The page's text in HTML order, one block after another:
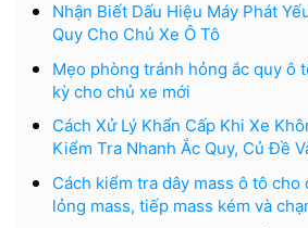
Nhận Biết Dấu Hiệu Máy Phát
Quy Cho Chủ Xe Ô Tô
Mẹo phòng tránh hỏng ắc quy ô
kỳ cho chủ xe mới
Cách Xử Lý Khẩn Cấp Khi Xe
Kiểm Tra Nhanh Ắc Quy, Củ Đề
Cách kiểm tra dây mass ô tô
lỏng mass, tiếp mass kém và